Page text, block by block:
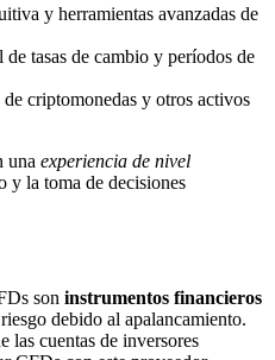
y herramientas avanzadas de
tasas de cambio y períodos de
criptomonedas y otros activos
una experiencia de nivel
y la toma de decisiones
son instrumentos financieros
debido al apalancamiento.
las cuentas de inversores